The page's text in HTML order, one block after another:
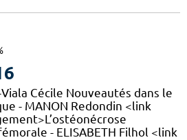
Cécile Nouveautés dans le
- MANON Redondin <link
- ELISABETH Filhol <link